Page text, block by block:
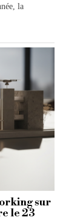
la
sur
le 23